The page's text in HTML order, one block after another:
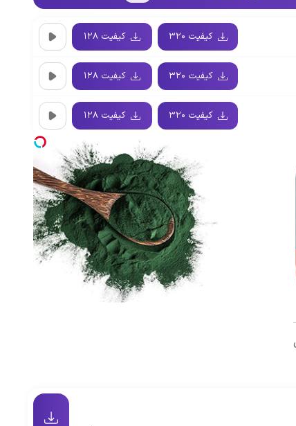
کیفیت ۳۲۰ کیفیت ۱۲۸
کیفیت ۳۲۰ کیفیت ۱۲۸
کیفیت ۳۲۰ کیفیت ۱۲۸